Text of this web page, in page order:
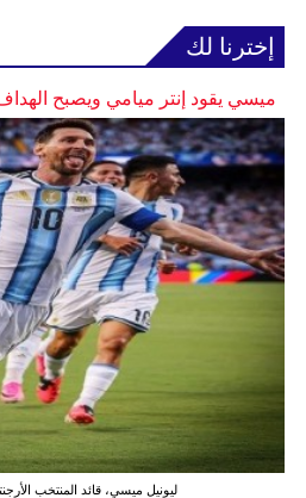
إخترنا لك
ميسي يقود إنتر ميامي ويصبح
ليونيل ميسي، قائد المنتخب